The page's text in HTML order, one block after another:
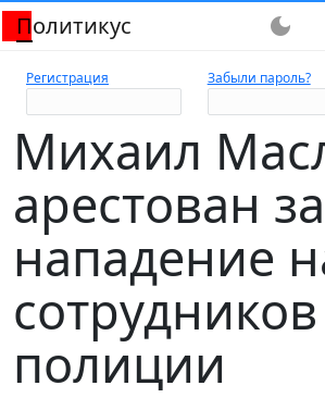
Политикус dark_mode
Регистрация Забыли пароль?
Михаил
арестован за
нападение
сотрудников
полиции